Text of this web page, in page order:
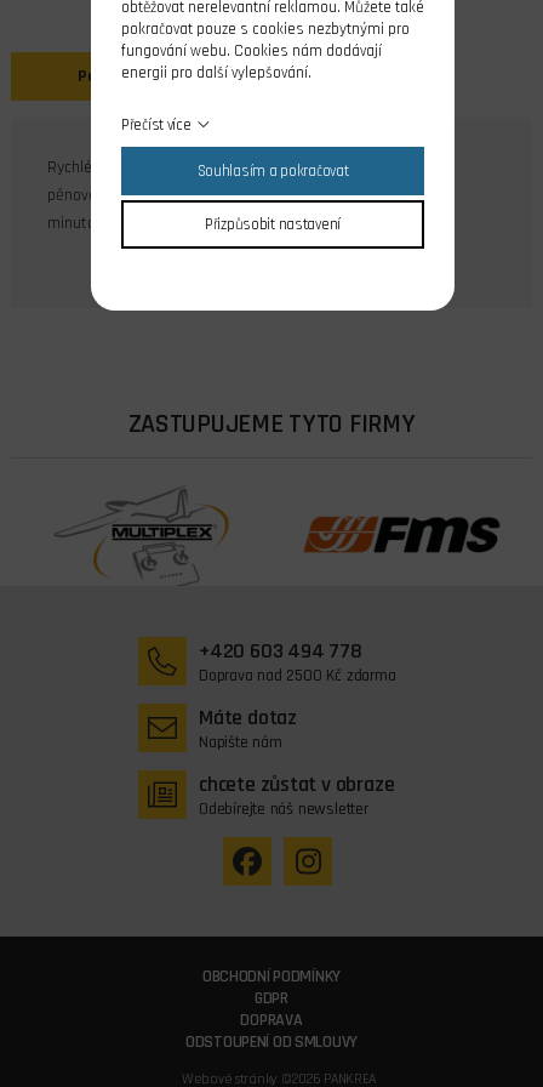
Popis
Rychlé polyuretanové lepidlo (Purex Rapid) pro lepení EPP,
pěnového polystyrenu a všeobecné požití. Pění po cca 5
minutách.
ZASTUPUJEME TYTO FIRMY
+420 603 494 778
Doprava nad 2500 Kč zdarma
Máte dotaz
Napište nám
chcete zůstat v obraze
Odebírejte náš newsletter
OBCHODNÍ PODMÍNKY
GDPR
DOPRAVA
ODSTOUPENÍ OD SMLOUVY
Webové stránky ©2026 PANKREA
obtěžovat nerelevantní reklamou. Můžete také
pokračovat pouze s cookies nezbytnými pro
fungování webu. Cookies nám dodávají
energii pro další vylepšování.
Přečíst více
Souhlasím a pokračovat
Přizpůsobit nastavení